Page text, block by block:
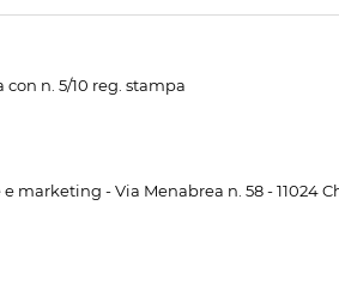
n. 5/10 reg. stampa
- Via Menabrea n. 58 - 11024